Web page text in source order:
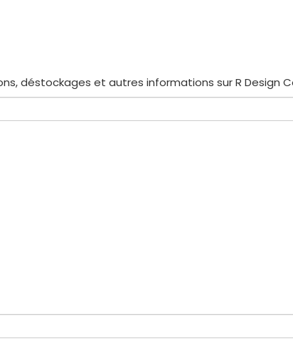
déstockages et autres informations sur R Design